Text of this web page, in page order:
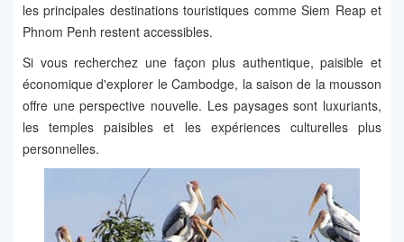
les principales destinations touristiques comme Siem Reap et
Phnom Penh restent accessibles.
Si vous recherchez une façon plus authentique, paisible et
économique d'explorer le Cambodge, la saison de la mousson
offre une perspective nouvelle. Les paysages sont luxuriants,
les temples paisibles et les expériences culturelles plus
personnelles.